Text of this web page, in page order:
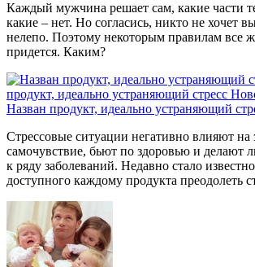
Каждый мужчина решает сам, какие части
какие – нет. Но согласись, никто не хочет
нелепо. Поэтому некоторым правилам все
придется. Каким?
продукт, идеально устраняющий стресс
Назван продукт, идеально устраняющий
Стрессовые ситуации негативно влияют на
самочувствие, бьют по здоровью и делают
к ряду заболеваний. Недавно стало
доступного каждому продукта преодолеть